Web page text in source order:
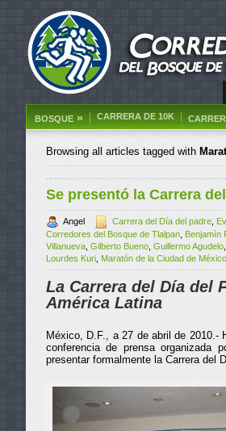
BOSQUE » CARRERA DE 10K
Browsing all articles tagged with
Se presentó la Carrera
Angel Carrera del Día del padre
Corredores del Bosque de Tlalpan Benjamín
Villanueva Gilberto Bueno Guillermo Agudelo
Lourdes Kuri Maratón de la Ciudad de México
La Carrera del Día del
América Latina
México, D.F., a 27 de abril de 2010.-
conferencia de prensa organizada
presentar formalmente la Carrera del